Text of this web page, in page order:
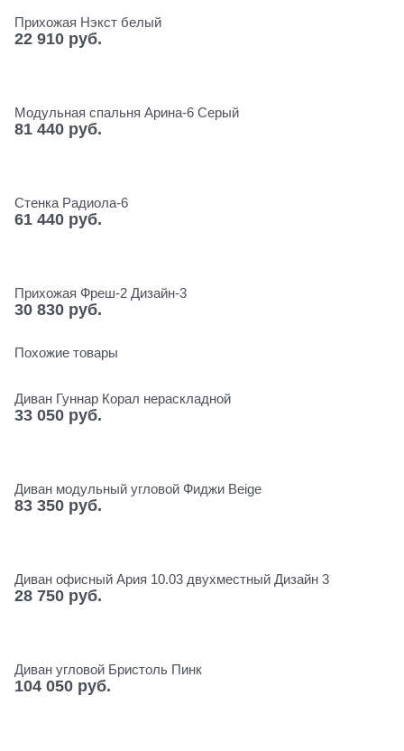
Прихожая Нэкст белый
22 910 руб.
Модульная спальня Арина-6 Серый
81 440 руб.
Стенка Радиола-6
61 440 руб.
Прихожая Фреш-2 Дизайн-3
30 830 руб.
Похожие товары
Диван Гуннар Корал нераскладной
33 050 руб.
Диван модульный угловой Фиджи Beige
83 350 руб.
Диван офисный Ария 10.03 двухместный Дизайн 3
28 750 руб.
Диван угловой Бристоль Пинк
104 050 руб.